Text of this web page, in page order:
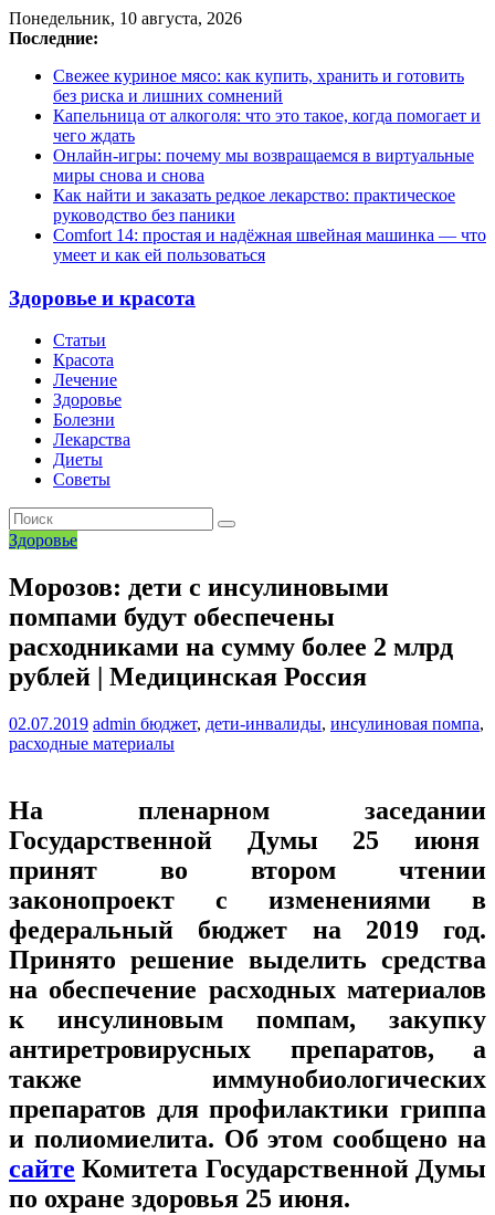
Понедельник, 10 августа, 2026
Последние:
Свежее куриное мясо: как купить, хранить и готовить
без риска и лишних сомнений
Капельница от алкоголя: что это такое, когда помогает и
чего ждать
Онлайн-игры: почему мы возвращаемся в виртуальные
миры снова и снова
Как найти и заказать редкое лекарство: практическое
руководство без паники
Comfort 14: простая и надёжная швейная машинка — что
умеет и как ей пользоваться
Здоровье и красота
Статьи
Красота
Лечение
Здоровье
Болезни
Лекарства
Диеты
Советы
Здоровье
Морозов: дети с инсулиновыми
помпами будут обеспечены
расходниками на сумму более 2 млрд
рублей | Медицинская Россия
02.07.2019 admin бюджет, дети-инвалиды, инсулиновая помпа,
расходные материалы
На пленарном заседании
Государственной Думы 25 июня
принят во втором чтении
законопроект с изменениями в
федеральный бюджет на 2019 год.
Принято решение выделить средства
на обеспечение расходных материалов
к инсулиновым помпам, закупку
антиретровирусных препаратов, а
также иммунобиологических
препаратов для профилактики гриппа
и полиомиелита. Об этом сообщено на
сайте Комитета Государственной Думы
по охране здоровья 25 июня.